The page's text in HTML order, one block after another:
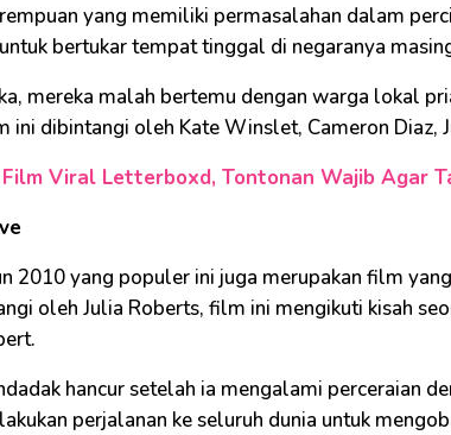
yang memiliki permasalahan dalam
bertukar tempat tinggal di negaranya
mereka malah bertemu dengan warga lokal
ini dibintangi oleh Kate Winslet, Cameron Diaz,
Viral Letterboxd, Tontonan Wajib Agar
2010 yang populer ini juga merupakan film
oleh Julia Roberts, film ini mengikuti kisah
hancur setelah ia mengalami perceraian
perjalanan ke seluruh dunia untuk